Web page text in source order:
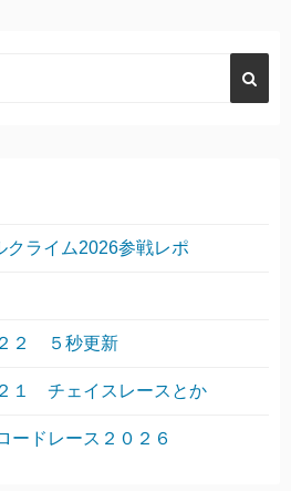
クライム2026参戦レポ
２ ５秒更新
１ チェイスレースとか
ードレース２０２６